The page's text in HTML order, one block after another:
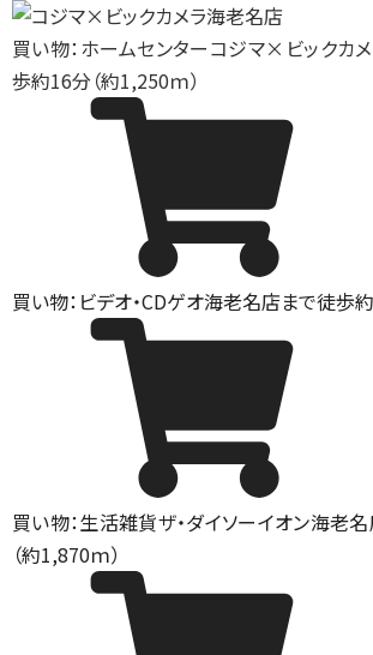
買い物：ホームセンターコジマ×ビックカ
歩約16分（約1,250ｍ）
買い物：ビデオ・CDゲオ海老名店まで徒歩
買い物：生活雑貨ザ・ダイソーイオン海老
（約1,870ｍ）